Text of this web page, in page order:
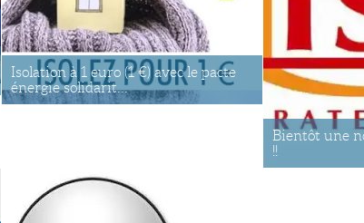
Isolation à 1 euro (1 €) avec le pacte
énergie solidarit...
Bientôt une
!!